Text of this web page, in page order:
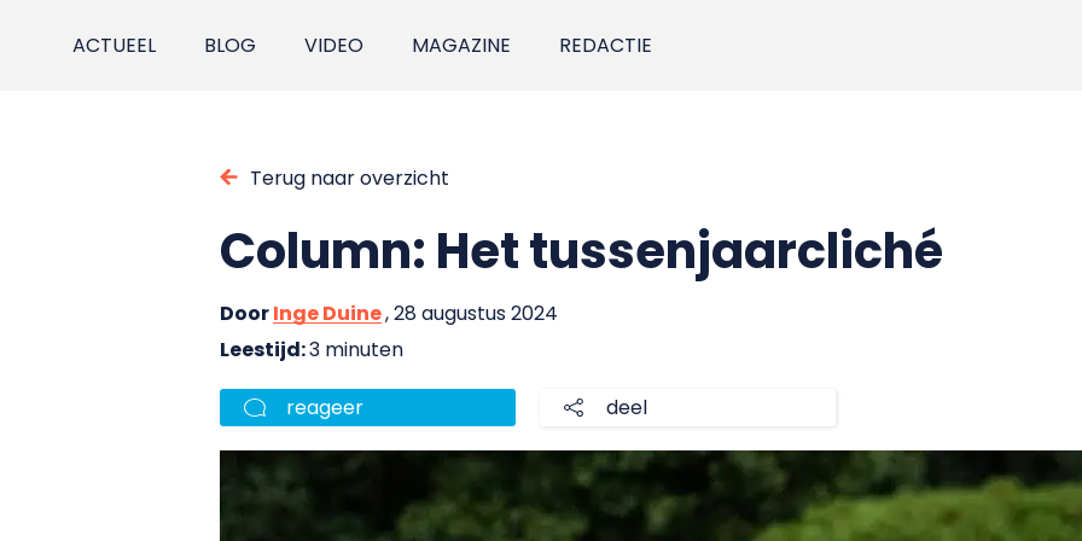
ACTUEEL BLOG VIDEO MAGAZINE REDACTIE
Terug naar overzicht
Column: Het tussenjaarcliché
DoorInge Duine, 28 augustus 2024
Leestijd:3 minuten
reageer deel